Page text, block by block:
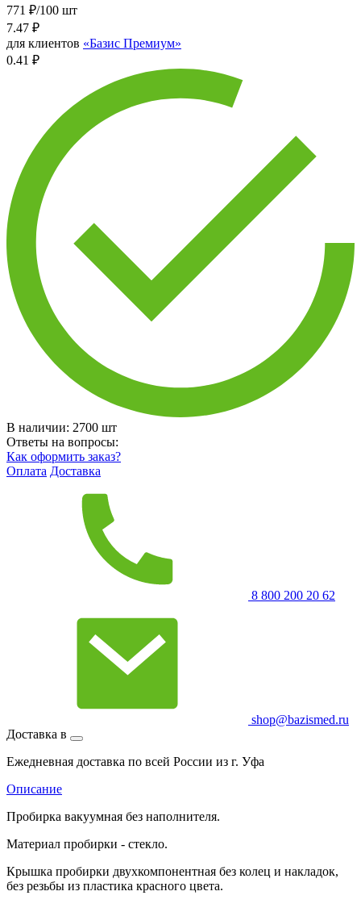
771 ₽/100 шт
7.47 ₽
для клиентов «Базис Премиум»
0.41 ₽
В наличии: 2700 шт
Ответы на вопросы:
Как оформить заказ?
Оплата Доставка
8 800 200 20 62
shop@bazismed.ru
Доставка в
Ежедневная доставка по всей России из г. Уфа
Описание
Пробирка вакуумная без наполнителя.
Материал пробирки - стекло.
Крышка пробирки двухкомпонентная без колец и накладок,
без резьбы из пластика красного цвета.